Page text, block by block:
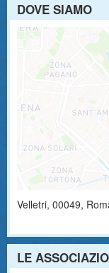
DOVE SIAMO
Velletri, 00049,
LE